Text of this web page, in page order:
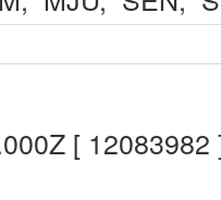
[ 12083982